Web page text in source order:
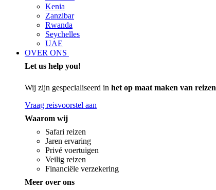
Kenia
Zanzibar
Rwanda
Seychelles
UAE
OVER ONS
Let us help you!
Wij zijn gespecialiseerd in het op maat maken van reizen
Vraag reisvoorstel aan
Waarom wij
Safari reizen
Jaren ervaring
Privé voertuigen
Veilig reizen
Financiële verzekering
Meer over ons